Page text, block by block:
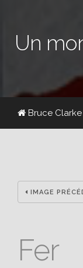
Un
Bruce
IMAGE
Fer